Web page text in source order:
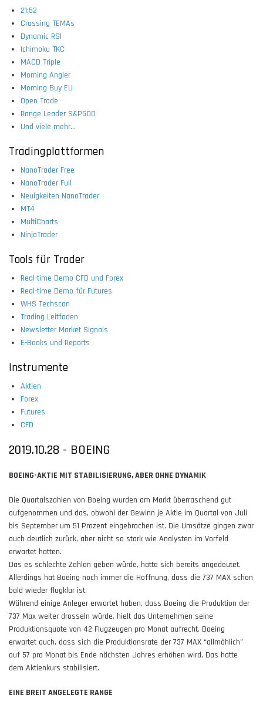
21:52
Crossing TEMAs
Dynamic RSI
Ichimoku TKC
MACD Triple
Morning Angler
Morning Buy EU
Open Trade
Range Leader S&P500
Und viele mehr...
Tradingplattformen
NanoTrader Free
NanoTrader Full
Neuigkeiten NanoTrader
MT4
MultiCharts
NinjaTrader
Tools für Trader
Real-time Demo CFD und Forex
Real-time Demo für Futures
WHS Techscan
Trading Leitfaden
Newsletter Market Signals
E-Books und Reports
Instrumente
Aktien
Forex
Futures
CFD
2019.10.28 - BOEING
BOEING-AKTIE MIT STABILISIERUNG, ABER OHNE DYNAMIK
Die Quartalszahlen von Boeing wurden am Markt überraschend gut
aufgenommen und das, obwohl der Gewinn je Aktie im Quartal von Juli
bis September um 51 Prozent eingebrochen ist. Die Umsätze gingen zwar
auch deutlich zurück, aber nicht so stark wie Analysten im Vorfeld
erwartet hatten.
Das es schlechte Zahlen geben würde, hatte sich bereits angedeutet.
Allerdings hat Boeing noch immer die Hoffnung, dass die 737 MAX schon
bald wieder flugklar ist.
Während einige Anleger erwartet haben, dass Boeing die Produktion der
737 Max weiter drosseln würde, hielt das Unternehmen seine
Produktionsquote von 42 Flugzeugen pro Monat aufrecht. Boeing
erwartet auch, dass sich die Produktionsrate der 737 MAX “allmählich”
auf 57 pro Monat bis Ende nächsten Jahres erhöhen wird. Das hatte
dem Aktienkurs stabilisiert.
EINE BREIT ANGELEGTE RANGE